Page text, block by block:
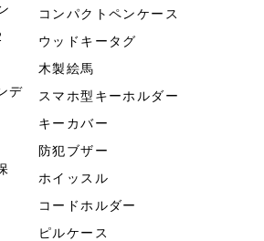
デ
コンパクトペンケース
ウッドキータグ
木製絵馬
スマホ型キーホルダー
キーカバー
防犯ブザー
ホイッスル
コードホルダー
ピルケース